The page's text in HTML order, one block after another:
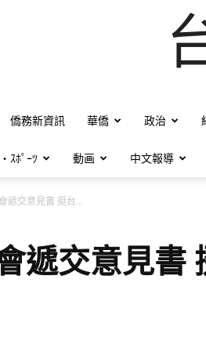
僑務新資訊 華僑 政治
ｽﾎﾟｰﾂ 動画 中文報導
遞交意見書 挺台...
遞交意見書